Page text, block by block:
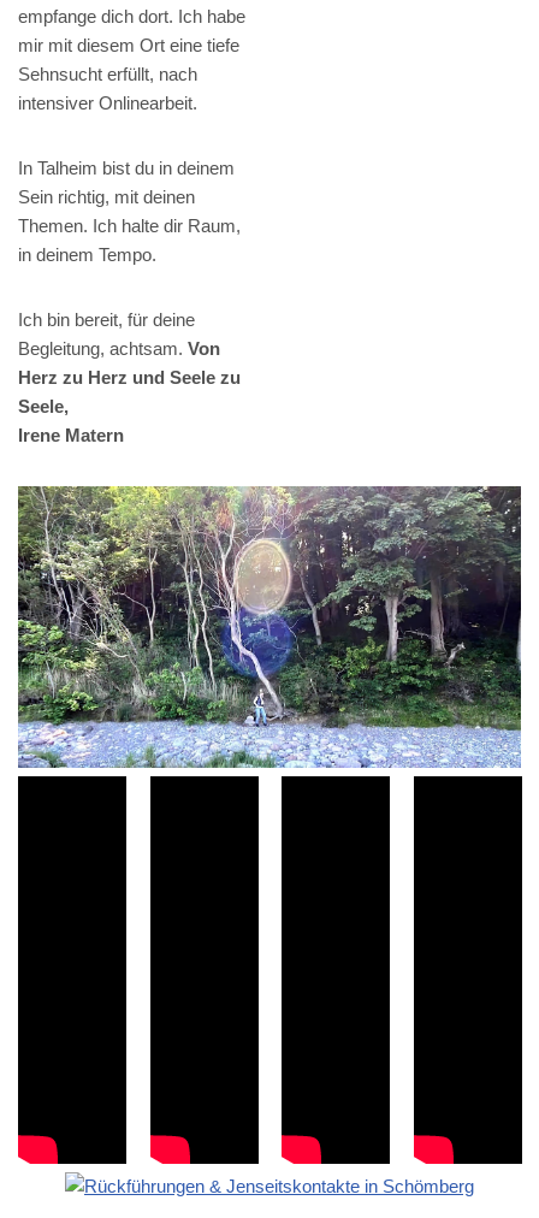
empfange dich dort. Ich habe
mir mit diesem Ort eine tiefe
Sehnsucht erfüllt, nach
intensiver Onlinearbeit.
In Talheim bist du in deinem
Sein richtig, mit deinen
Themen. Ich halte dir Raum,
in deinem Tempo.
Ich bin bereit, für deine
Begleitung, achtsam. Von
Herz zu Herz und Seele zu
Seele,
Irene Matern